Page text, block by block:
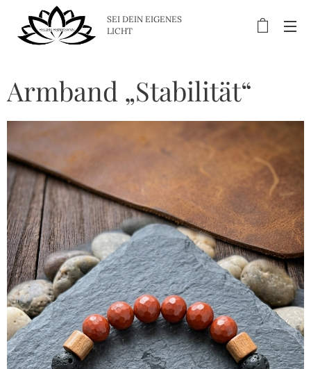
SEI DEIN EIGENES
LICHT
Armband „Stabilität“